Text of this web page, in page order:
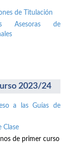
de Titulación
Asesoras de
2023/24
a las Guías de
Clase
de primer curso